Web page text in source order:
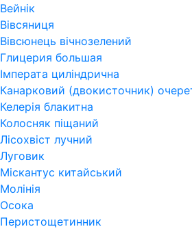
Вейнік
Вівсяниця
Вівсюнець вічнозелений
Глицерия большая
Імперата циліндрична
Канарковий (двокисточник)
Келерія блакитна
Колосняк піщаний
Лісохвіст лучний
Луговик
Міскантус китайський
Молінія
Осока
Перистощетинник